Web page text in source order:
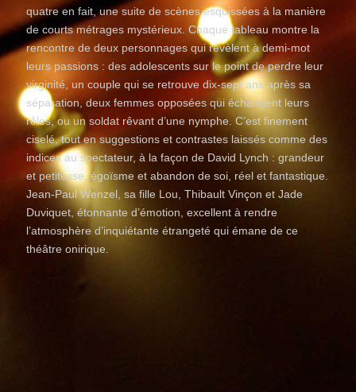
quatre en fait, une suite de scènes esquissées à la manière
de courts métrages mystérieux. Chaque tableau montre la
rencontre de deux personnages qui révèlent à demi-mot
leurs passions : des adolescents sur le point de perdre leur
virginité, un couple qui se retrouve dix-sept ans après sa
séparation, deux femmes opposées qui échangent leurs
rôles, ou un soldat rêvant d’une nymphe. C’est finement
ciselé, tout en suggestions et contrastes laissés comme des
indices au spectateur, à la façon de David Lynch : grandeur
et petitesse, égoïsme et abandon de soi, réel et fantastique.
Jean-Paul Wenzel, sa fille Lou, Thibault Vinçon et Jade
Duviquet, étonnante d’émotion, excellent à rendre
l’atmosphère d’inquiétante étrangeté qui émane de ce
théâtre onirique.